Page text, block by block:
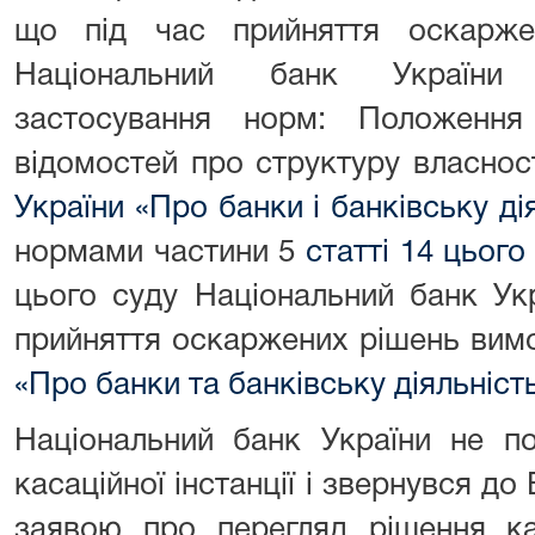
що під час прийняття
Національний банк України
застосування норм:
відомостей про структуру
України «Про банки і банківську
нормами частини 5 статті 14
цього суду Національний банк
прийняття оскаржених рішень
«Про банки та банківську
Національний банк України не
касаційної інстанції і звернувся